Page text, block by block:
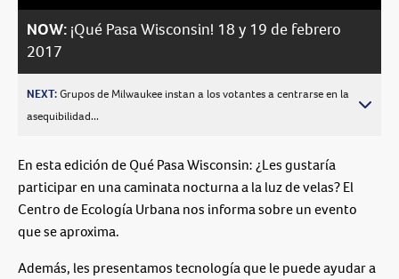
NOW: ¡Qué Pasa Wisconsin! 18 y 19 de febrero
2017
NEXT:Grupos de Milwaukee instan a los votantes a centrarse en la
asequibilidad...
En esta edición de Qué Pasa Wisconsin: ¿Les gustaría
participar en una caminata nocturna a la luz de velas? El
Centro de Ecología Urbana nos informa sobre un evento
que se aproxima.
Además, les presentamos tecnología que le puede ayudar a